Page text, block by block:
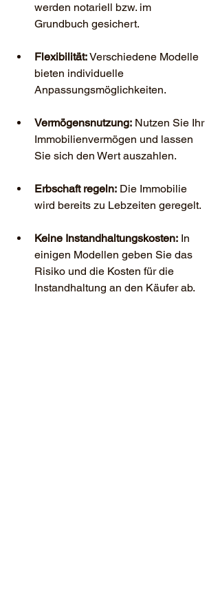
werden notariell bzw. im
Grundbuch gesichert.
Flexibilität: Verschiedene Modelle
bieten individuelle
Anpassungsmöglichkeiten.
Vermögensnutzung: Nutzen Sie Ihr
Immobilienvermögen und lassen
Sie sich den Wert auszahlen.
Erbschaft regeln: Die Immobilie
wird bereits zu Lebzeiten geregelt.
Keine Instandhaltungskosten: In
einigen Modellen geben Sie das
Risiko und die Kosten für die
Instandhaltung an den Käufer ab.